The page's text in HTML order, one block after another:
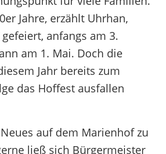
Jahre, erzählt Uhrhan,
anfangs am 3.
am 1. Mai. Doch die
Jahr bereits zum
das Hoffest ausfallen
auf dem Marienhof zu
ließ sich Bürgermeister